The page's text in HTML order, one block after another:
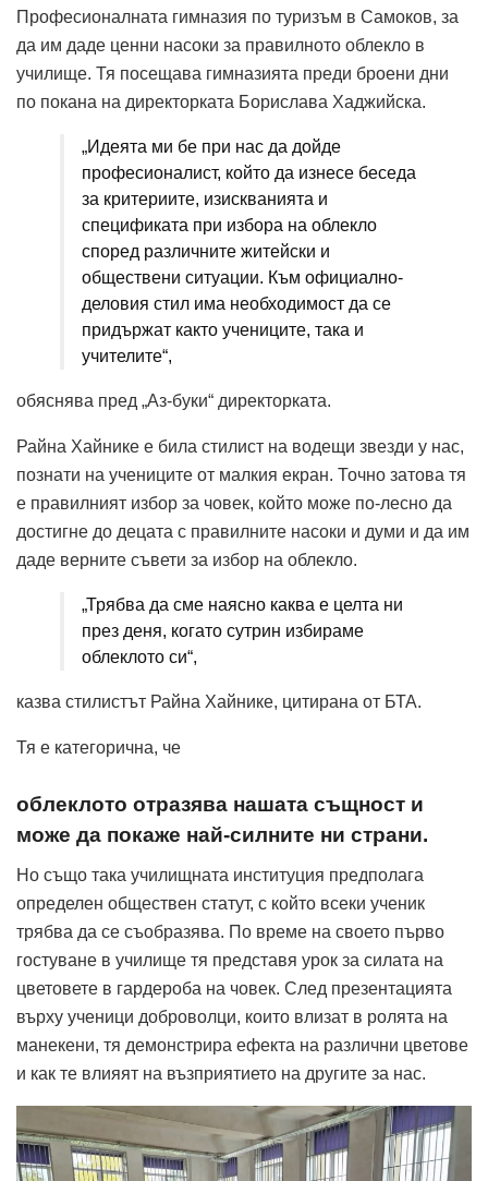
Професионалната гимназия по туризъм в Самоков, за
да им даде ценни насоки за правилното облекло в
училище. Тя посещава гимназията преди броени дни
по покана на директорката Борислава Хаджийска.
„Идеята ми бе при нас да дойде
професионалист, който да изнесе беседа
за критериите, изискванията и
спецификата при избора на облекло
според различните житейски и
обществени ситуации. Към официално-
деловия стил има необходимост да се
придържат както учениците, така и
учителите“,
обяснява пред „Аз-буки“ директорката.
Райна Хайнике е била стилист на водещи звезди у нас,
познати на учениците от малкия екран. Точно затова тя
е правилният избор за човек, който може по-лесно да
достигне до децата с правилните насоки и думи и да им
даде верните съвети за избор на облекло.
„Трябва да сме наясно каква е целта ни
през деня, когато сутрин избираме
облеклото си“,
казва стилистът Райна Хайнике, цитирана от БТА.
Тя е категорична, че
облеклото отразява нашата същност и
може да покаже най-силните ни страни.
Но също така училищната институция предполага
определен обществен статут, с който всеки ученик
трябва да се съобразява. По време на своето първо
гостуване в училище тя представя урок за силата на
цветовете в гардероба на човек. След презентацията
върху ученици доброволци, които влизат в ролята на
манекени, тя демонстрира ефекта на различни цветове
и как те влияят на възприятието на другите за нас.